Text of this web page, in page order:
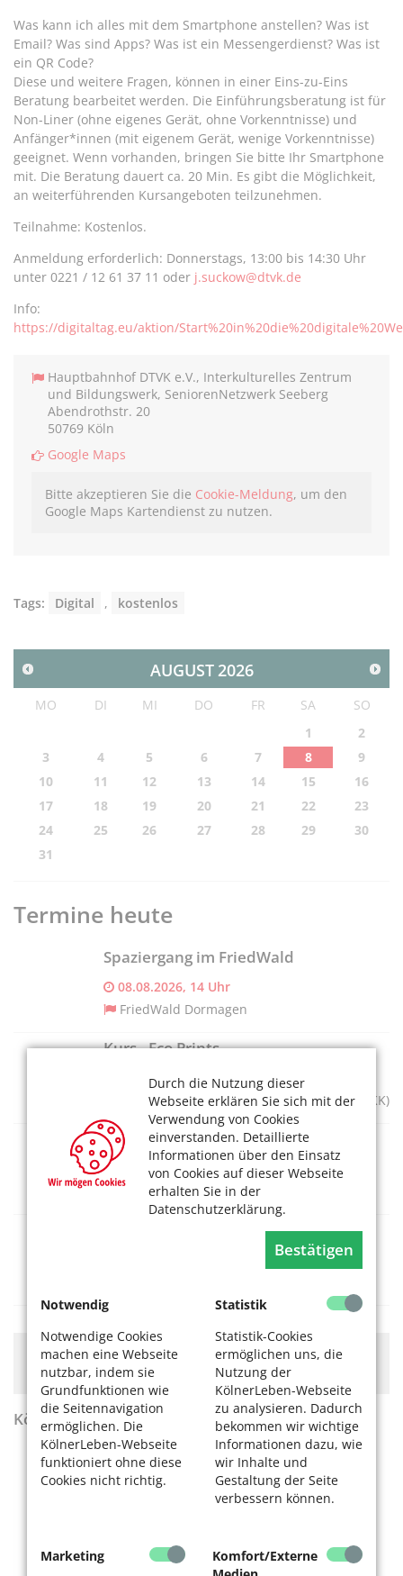
Durch die Nutzung dieser
Webseite erklären Sie sich mit der
Verwendung von Cookies
einverstanden. Detaillierte
Informationen über den Einsatz
von Cookies auf dieser Webseite
erhalten Sie in der
Datenschutzerklärung.
Bestätigen
Notwendig
Notwendige Cookies
machen eine Webseite
nutzbar, indem sie
Grundfunktionen wie
die Seitennavigation
ermöglichen. Die
KölnerLeben-Webseite
funktioniert ohne diese
Cookies nicht richtig.
Statistik
Statistik-Cookies
ermöglichen uns, die
Nutzung der
KölnerLeben-Webseite
zu analysieren. Dadurch
bekommen wir wichtige
Informationen dazu, wie
wir Inhalte und
Gestaltung der Seite
verbessern können.
Marketing
Komfort/Externe
Was kann ich alles mit dem Smartphone anstellen? Was ist
Email? Was sind Apps? Was ist ein Messengerdienst? Was ist
ein QR Code?
Diese und weitere Fragen, können in einer Eins-zu-Eins
Beratung bearbeitet werden. Die Einführungsberatung ist für
Non-Liner (ohne eigenes Gerät, ohne Vorkenntnisse) und
Anfänger*innen (mit eigenem Gerät, wenige Vorkenntnisse)
geeignet. Wenn vorhanden, bringen Sie bitte Ihr Smartphone
mit. Die Beratung dauert ca. 20 Min. Es gibt die Möglichkeit,
an weiterführenden Kursangeboten teilzunehmen.
Teilnahme: Kostenlos.
Anmeldung erforderlich: Donnerstags, 13:00 bis 14:30 Uhr
unter 0221 / 12 61 37 11 oder j.suckow@dtvk.de
Info:
https://digitaltag.eu/aktion/
Hauptbahnhof DTVK e.V., Interkulturelles Zentrum
und Bildungswerk, SeniorenNetzwerk Seeberg
Abendrothstr. 20
50769 Köln
Google Maps
Bitte akzeptieren Sie die Cookie-Meldung, um den
Google Maps Kartendienst zu nutzen.
Tags: Digital , kostenlos
AUGUST 2026
MO DI MI DO FR SA
SO
1
2
3
4 5 6 7 8
9
10
11 12 13 14 15
16
17
18 19 20 21 22
23
24
25 26 27 28 29
30
31
Termine heute
Spaziergang im FriedWald
08.08.2026, 14 Uhr
FriedWald Dormagen
Kurs - Eco Prints
08.08.2026, 10:30-14:30 Uhr
Museum für Angewandte Kunst Köln (MAKK)
Stoff der Nation - Fußball hautnah
08.08.2026, 10–18 Uhr
Deutsches Sport & Olympia Museum
Sommerkonzert: Deivido
Hier könnte Werbung stehen, mit der wir uns
finanzieren. Bitte akzeptieren Sie dieCookie-Meldung
KölnerLeben Sommer 2026